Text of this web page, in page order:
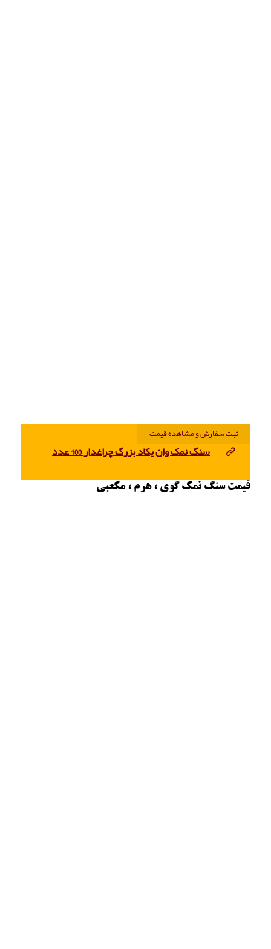
ثبت سفارش و مشاهده قیمت
سنگ نمک وان یکاد بزرگ چراغدار 100 عدد
قیمت سنگ نمک گوی ، هرم ، مکعبی